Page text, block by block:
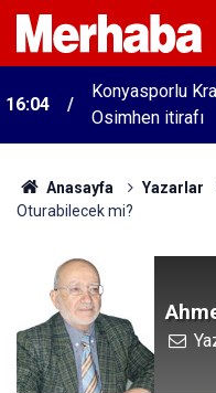
16:04
Konyasporlu
Osimhen itirafı
Anasayfa Yazarlar
Oturabilecek mi?